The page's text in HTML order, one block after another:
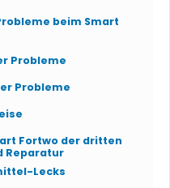
beim Smart
Probleme
Probleme
Fortwo der dritten
Reparatur
Lecks